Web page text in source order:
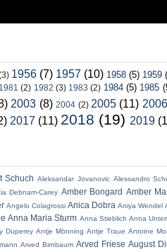
1956 (7) 1957 (10) 1958 (5) 1959
1981 (2) 1982 (3) 1983 (2) 1984 (5) 1985
2003 (8) 2004 (2) 2005 (11) 2006
2017 (11) 2018 (19) 2019
Schuch Aleksandar Jovanovic Alessandro
Debnam-Carey Amber Bongard Amber
Angelo Colagrossi Anica Dobra Aniya Wendel
Anna Maria Sturm Anna Stieblich Anna
Duperey Antje Mönning Antje Traue Antoine
Arved Birnbaum Arved Friese August